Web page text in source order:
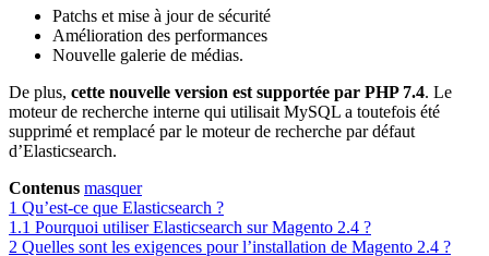
Patchs et mise à jour de sécurité
Amélioration des performances
Nouvelle galerie de médias.
De plus, cette nouvelle version est supportée par PHP 7.4. Le
moteur de recherche interne qui utilisait MySQL a toutefois été
supprimé et remplacé par le moteur de recherche par défaut
d’Elasticsearch.
Contenus masquer
1 Qu’est-ce que Elasticsearch ?
1.1 Pourquoi utiliser Elasticsearch sur Magento 2.4 ?
2 Quelles sont les exigences pour l’installation de Magento 2.4 ?